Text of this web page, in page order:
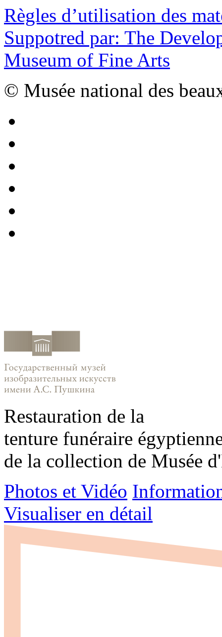
Règles d’utilisation des
Suppotred par: The
Museum of Fine Arts
© Musée national des
Restauration de la
tenture funéraire
de la collection de Musée
Photos et Vidéo
Visualiser en détail